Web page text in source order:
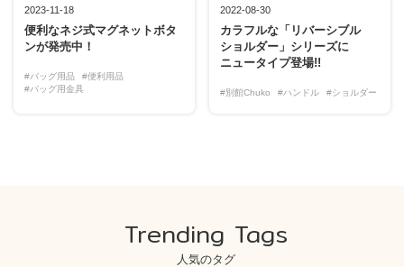
2023-11-18
便利なネジ式マグネットボタ
ンが発売中！
#バッグ用品
#便利用品
#バッグ用金具
2022-08-30
カラフルな「リバーシブル
ショルダー」シリーズに
ニュータイプ登場!!
#別館Chuko #ハンドル #ショルダー
Trending Tags
人気のタグ